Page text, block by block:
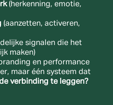
(herkenning, emotie,
(aanzetten, activeren,
signalen die het
maken)
en performance
maar één systeem dat
verbinding te leggen?